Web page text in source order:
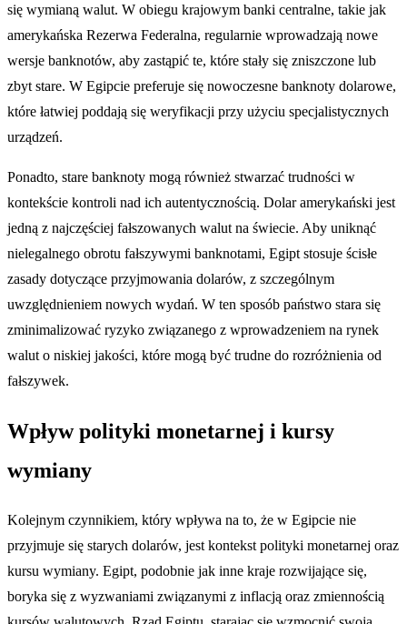
się wymianą walut. W obiegu krajowym banki centralne, takie jak
amerykańska Rezerwa Federalna, regularnie wprowadzają nowe
wersje banknotów, aby zastąpić te, które stały się zniszczone lub
zbyt stare. W Egipcie preferuje się nowoczesne banknoty dolarowe,
które łatwiej poddają się weryfikacji przy użyciu specjalistycznych
urządzeń.
Ponadto, stare banknoty mogą również stwarzać trudności w
kontekście kontroli nad ich autentycznością. Dolar amerykański jest
jedną z najczęściej fałszowanych walut na świecie. Aby uniknąć
nielegalnego obrotu fałszywymi banknotami, Egipt stosuje ścisłe
zasady dotyczące przyjmowania dolarów, z szczególnym
uwzględnieniem nowych wydań. W ten sposób państwo stara się
zminimalizować ryzyko związanego z wprowadzeniem na rynek
walut o niskiej jakości, które mogą być trudne do rozróżnienia od
fałszywek.
Wpływ polityki monetarnej i kursy
wymiany
Kolejnym czynnikiem, który wpływa na to, że w Egipcie nie
przyjmuje się starych dolarów, jest kontekst polityki monetarnej oraz
kursu wymiany. Egipt, podobnie jak inne kraje rozwijające się,
boryka się z wyzwaniami związanymi z inflacją oraz zmiennością